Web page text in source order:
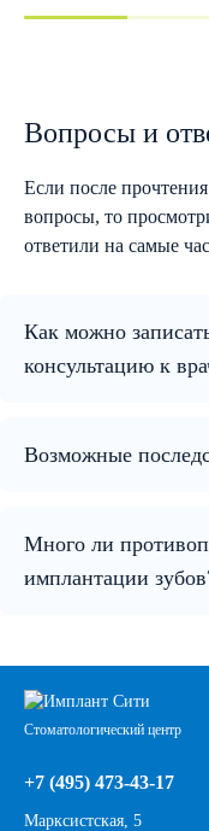
Вопросы и
Если после
вопросы, то
ответили на самые
Как можно
консультацию к
Возможные
Много ли
имплантации
Стоматологический центр
+7 (495) 473-43-17
Марксистская, 5